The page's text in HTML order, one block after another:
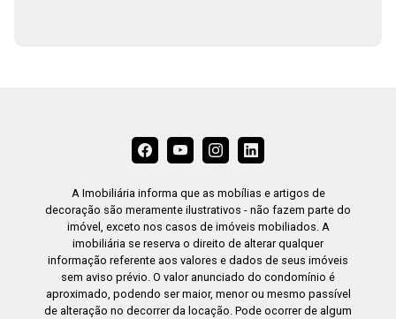
A Imobiliária informa que as mobílias e artigos de
decoração são meramente ilustrativos - não fazem parte do
imóvel, exceto nos casos de imóveis mobiliados. A
imobiliária se reserva o direito de alterar qualquer
informação referente aos valores e dados de seus imóveis
sem aviso prévio. O valor anunciado do condomínio é
aproximado, podendo ser maior, menor ou mesmo passível
de alteração no decorrer da locação. Pode ocorrer de algum